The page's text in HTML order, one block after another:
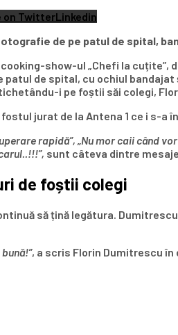
on TwitterLinkedin
de pe patul de spital,
show-ul „Chefi la
de spital, cu ochiul
i pe foștii săi colegi,
jurat de la Antena 1 ce i s-
rapidă”, „Nu mor caii când
sunt câteva dintre
de foștii colegi
să țină legătura.
, a scris Florin Dumitrescu